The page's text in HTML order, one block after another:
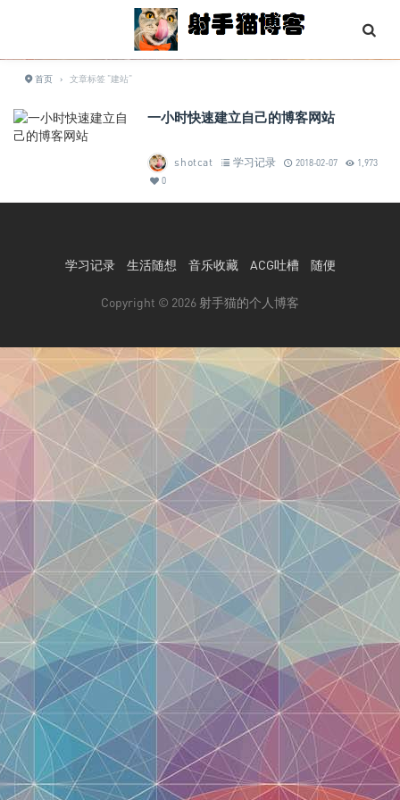
首页 › 文章标签 "建站"
一小时快速建立自己的博客网站
shotcat 学习记录 2018-02-07
1,973
0
学习记录 生活随想 音乐收藏 ACG吐槽 随便
Copyright © 2026射手猫的个人博客